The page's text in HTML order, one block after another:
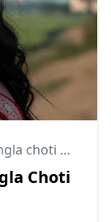
choti golpo
Choti